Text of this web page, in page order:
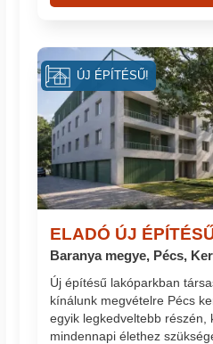
ELADÓ ÚJ
Baranya megye, Pécs,
Új építésű lakóparkban
kínálunk megvételre Pécs
egyik legkedveltebb részén,
mindennapi élethez
ÚJ ÉPÍTÉSŰ!